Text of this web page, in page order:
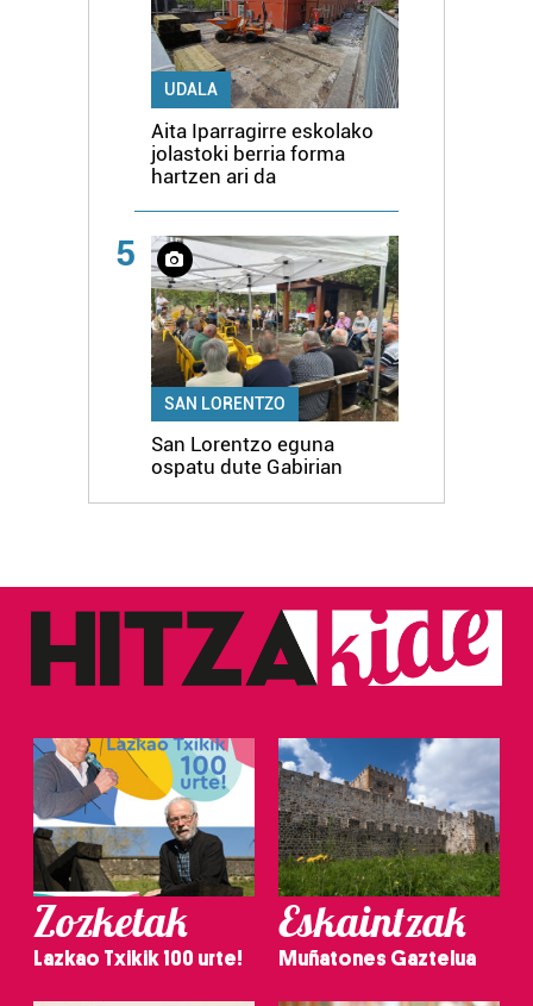
UDALA
Aita Iparragirre eskolako
jolastoki berria forma
hartzen ari da
5
SAN LORENTZO
San Lorentzo eguna
ospatu dute Gabirian
Zozketak
Lazkao Txikik 100 urte!
Eskaintzak
Muñatones Gaztelua